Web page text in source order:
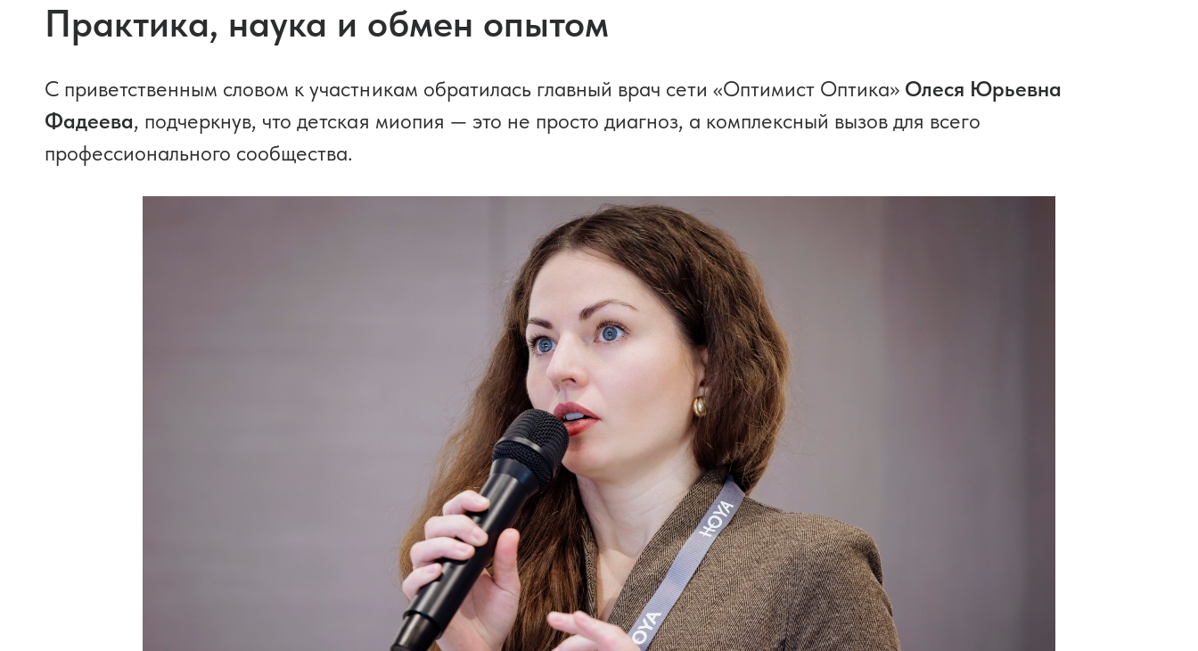
Практика, наука и обмен опытом
С приветственным словом к участникам обратилась главный врач сети «Оптимист Оптика» Олеся Юрьевна
Фадеева, подчеркнув, что детская миопия — это не просто диагноз, а комплексный вызов для всего
профессионального сообщества.